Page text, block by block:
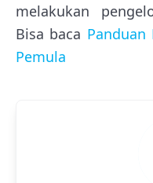
melakukan
Bisa baca Panduan
Pemula